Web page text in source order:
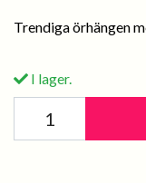
Trendiga örhängen
I lager.